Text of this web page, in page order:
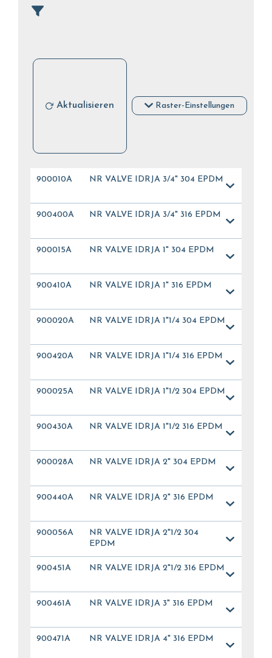
Aktualisieren Raster-Einstellungen
900010A NR VALVE IDRJA 3/4" 304 EPDM
900400A NR VALVE IDRJA 3/4" 316 EPDM
900015A NR VALVE IDRJA 1" 304 EPDM
900410A NR VALVE IDRJA 1" 316 EPDM
900020A NR VALVE IDRJA 1"1/4 304 EPDM
900420A NR VALVE IDRJA 1"1/4 316 EPDM
900025A NR VALVE IDRJA 1"1/2 304 EPDM
900430A NR VALVE IDRJA 1"1/2 316 EPDM
900028A NR VALVE IDRJA 2" 304 EPDM
900440A NR VALVE IDRJA 2" 316 EPDM
900056A
NR VALVE IDRJA 2"1/2 304
EPDM
900451A NR VALVE IDRJA 2"1/2 316 EPDM
900461A NR VALVE IDRJA 3" 316 EPDM
900471A NR VALVE IDRJA 4" 316 EPDM